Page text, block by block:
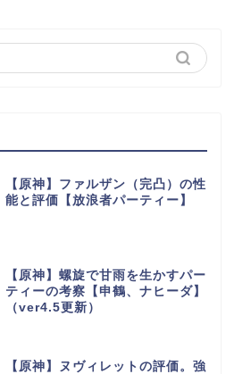
【原神】ファルザン（完凸）の性
能と評価【放浪者パーティー】
【原神】螺旋で甘雨を生かすパー
ティーの考察【申鶴、ナヒーダ】
（ver4.5更新）
【原神】ヌヴィレットの評価。強